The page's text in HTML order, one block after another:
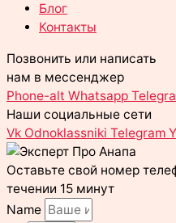
Блог
Контакты
Позвонить или написать
нам в мессенджер
Phone-alt Whatsapp
Наши социальные сети
Vk Odnoklassniki Telegram
Оставьте свой номер
течении 15 минут
Name